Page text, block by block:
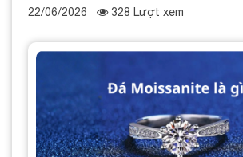
22/06/2026 328 Lượt xem